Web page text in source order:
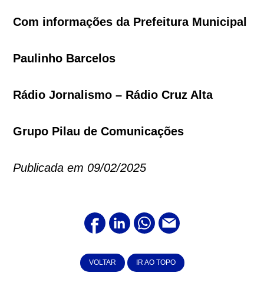
Com informações da Prefeitura Municipal
Paulinho Barcelos
Rádio Jornalismo – Rádio Cruz Alta
Grupo Pilau de Comunicações
Publicada em 09/02/2025
VOLTAR IR AO TOPO